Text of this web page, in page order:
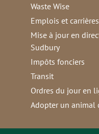
Waste Wise
Emplois et carrières
Mise à jour en
Sudbury
Impôts fonciers
Transit
Ordres du jour en
Adopter un animal